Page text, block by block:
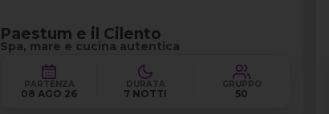
Paestum e il Cilento
Spa, mare e cucina autentica
PARTENZA
08 AGO 26
DURATA
7 NOTTI
GRUPPO
50